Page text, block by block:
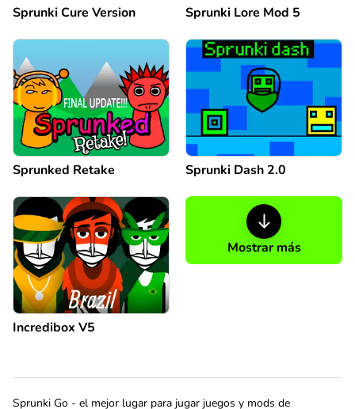
Sprunki Cure Version Sprunki Lore Mod 5
Sprunked Retake Sprunki Dash 2.0
Incredibox V5
Mostrar más
Sprunki Go - el mejor lugar para jugar juegos y mods de